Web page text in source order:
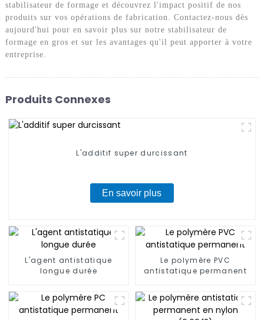
stabilisateur de formage et découvrez l'impact positif de nos
produits sur vos opérations de fabrication. Contactez-nous dès
aujourd'hui pour en savoir plus sur notre stabilisateur de
formage en gros et sur les avantages qu'il peut apporter à votre
entreprise.
Produits Connexes
L'additif super durcissant
En savoir plus
L'agent antistatique
longue durée
Le polymère PVC
antistatique permanent